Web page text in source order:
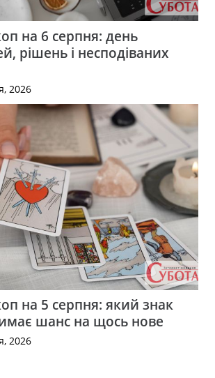
на 6 серпня: день
рішень і несподіваних
2026
на 5 серпня: який знак
шанс на щось нове
2026